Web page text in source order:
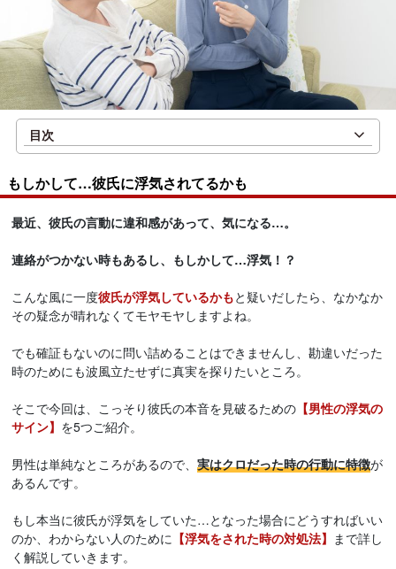
目次
もしかして…彼氏に浮気されてるかも
最近、彼氏の言動に違和感があって、気になる…。
連絡がつかない時もあるし、もしかして…浮気！？
こんな風に一度彼氏が浮気しているかもと疑いだしたら、なかなか
その疑念が晴れなくてモヤモヤしますよね。
でも確証もないのに問い詰めることはできませんし、勘違いだった
時のためにも波風立たせずに真実を探りたいところ。
そこで今回は、こっそり彼氏の本音を見破るための 【男性の浮気の
サイン】 を5つご紹介。
男性は単純なところがあるので、実はクロだった時の行動に特徴が
あるんです。
もし本当に彼氏が浮気をしていた…となった場合にどうすればいい
のか、わからない人のために 【浮気をされた時の対処法】 まで詳し
く解説していきます。